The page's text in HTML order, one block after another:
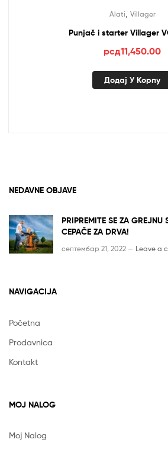
Alati, Villager
Punjač i starter Villager
рсд11,450.00
Додај У Корпу
NEDAVNE OBJAVE
PRIPREMITE SE ZA GREJNU
CEPAČE ZA DRVA!
септембар 21, 2022 — Leave a
NAVIGACIJA
Početna
Prodavnica
Kontakt
MOJ NALOG
Moj Nalog